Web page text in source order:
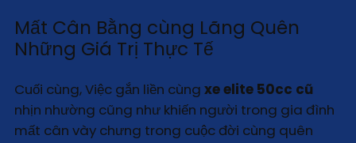
Mất Cân Bằng cùng Lãng Quên
Những Giá Trị Thực Tế
Cuối cùng, Việc gắn liền cùng xe elite 50cc cũ
nhịn nhường cũng như khiến người trong gia đình
mất cân vày chưng trong cuộc đời cùng quên